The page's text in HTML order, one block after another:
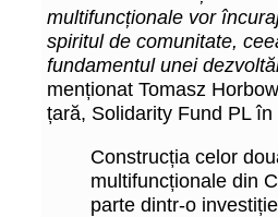
multifuncționale vor
spiritul de comunitate,
fundamentul unei
menționat Tomasz
țară, Solidarity Fund PL în
Construcția celor
multifuncționale din
parte dintr-o